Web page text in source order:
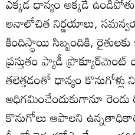
అనాలోచిత నిర్ణయాలు,
కిందిస్థాయి సిబ్బందికి,
ప్రస్తుతం ప్యాడీ
తలెత్తడంతో ధాన్యం
అధిగమించేందుకుగానూ
కొనుగోలు ఆపాలని